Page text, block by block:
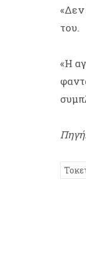
«Δεν
του.
«Η